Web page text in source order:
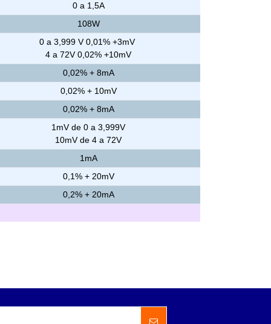
0 a 1,5A
108W
0 a 3,999 V 0,01% +3mV
4 a 72V 0,02% +10mV
0,02% + 8mA
0,02% + 10mV
0,02% + 8mA
1mV de 0 a 3,999V
10mV de 4 a 72V
1mA
0,1% + 20mV
0,2% + 20mA